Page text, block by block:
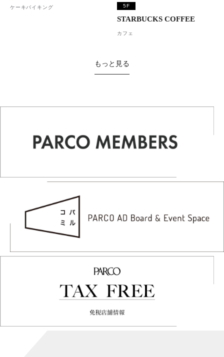
ケーキバイキング 5F
STARBUCKS COFFEE
カフェ
もっと見る